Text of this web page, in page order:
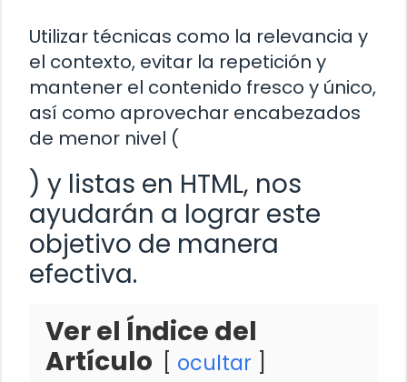
Utilizar técnicas como la relevancia y
el contexto, evitar la repetición y
mantener el contenido fresco y único,
así como aprovechar encabezados
de menor nivel (
) y listas en HTML, nos
ayudarán a lograr este
objetivo de manera
efectiva.
Ver el Índice del
Artículo
ocultar